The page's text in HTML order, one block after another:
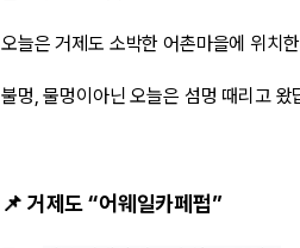
오늘은 거제도 소박한 어촌마을에 위치
불멍, 물멍이아닌 오늘은 섬멍 때리고 왔
📌 거제도 “어웨일카페펍”